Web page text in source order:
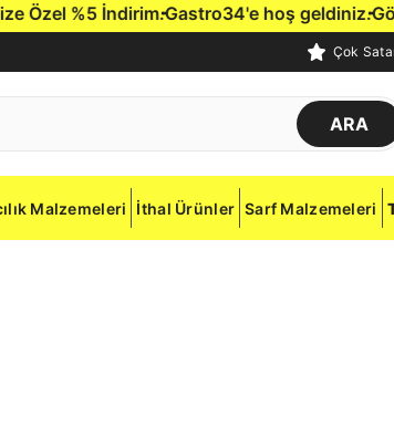
%5 İndirim.Gastro34'e hoş geldiniz.
Çok
ARA
Malzemeleri İthal Ürünler Sarf Malzemeleri